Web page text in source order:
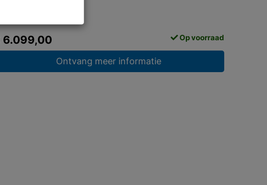
6.099,00 Op voorraad
Ontvang meer informatie